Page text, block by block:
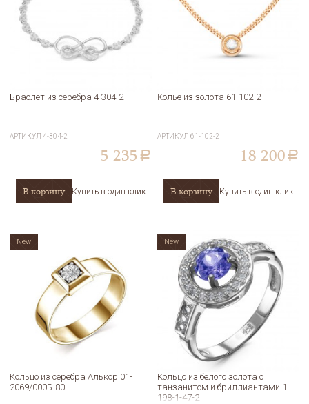
Браслет из серебра 4-304-2
АРТИКУЛ 4-304-2
5 235 a
В корзину Купить в один клик
Колье из золота 61-102-2
АРТИКУЛ61-102-2
18 200 a
В корзину Купить в один клик
Кольцо из серебра Алькор 01-
2069/000Б-80
New
Кольцо из белого золота с
танзанитом и бриллиантами 1-
198-1-47-2
New